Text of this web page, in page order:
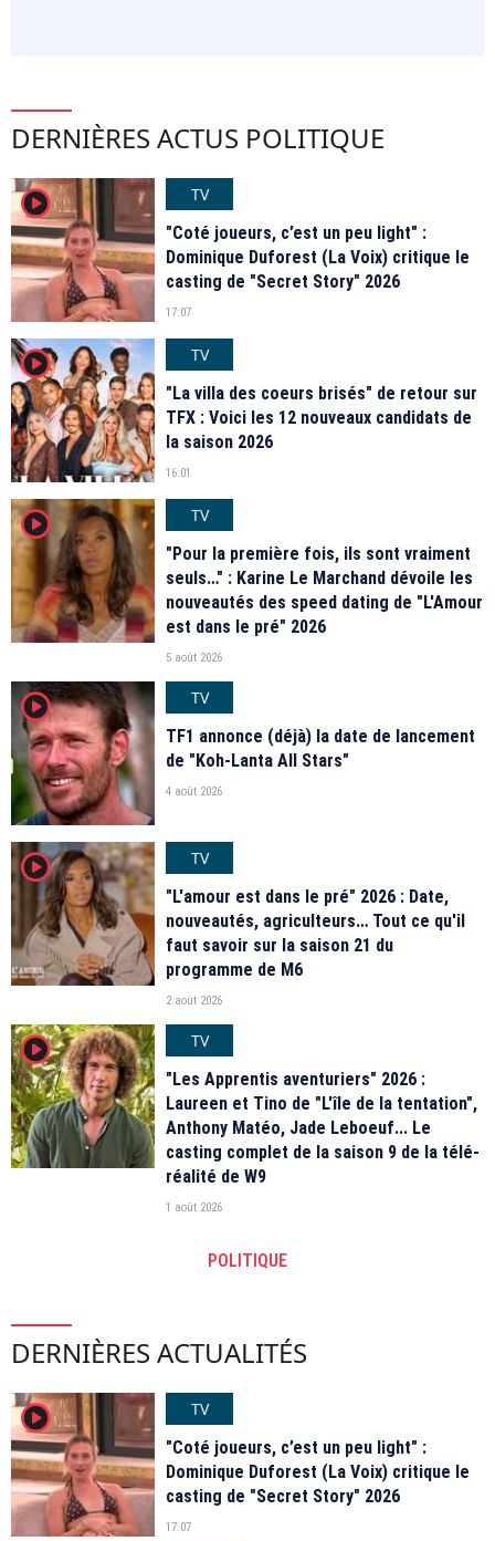
DERNIÈRES ACTUS POLITIQUE
player2
TV
"Coté joueurs, c’est un peu light" :
Dominique Duforest (La Voix) critique le
casting de "Secret Story" 2026
17:07
player2
TV
"La villa des coeurs brisés" de retour sur
TFX : Voici les 12 nouveaux candidats de
la saison 2026
16:01
player2
TV
"Pour la première fois, ils sont vraiment
seuls…" : Karine Le Marchand dévoile les
nouveautés des speed dating de "L'Amour
est dans le pré" 2026
5 août 2026
player2
TV
TF1 annonce (déjà) la date de lancement
de "Koh-Lanta All Stars"
4 août 2026
player2
TV
"L'amour est dans le pré" 2026 : Date,
nouveautés, agriculteurs… Tout ce qu'il
faut savoir sur la saison 21 du
programme de M6
2 août 2026
player2
TV
"Les Apprentis aventuriers" 2026 :
Laureen et Tino de "L'île de la tentation",
Anthony Matéo, Jade Leboeuf... Le
casting complet de la saison 9 de la télé-
réalité de W9
1 août 2026
POLITIQUE
DERNIÈRES ACTUALITÉS
player2
TV
"Coté joueurs, c’est un peu light" :
Dominique Duforest (La Voix) critique le
casting de "Secret Story" 2026
17:07